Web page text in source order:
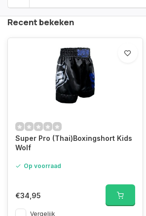
Recent bekeken
Super Pro (Thai)Boxingshort Kids
Wolf
Op voorraad
€34,95
Vergelijk